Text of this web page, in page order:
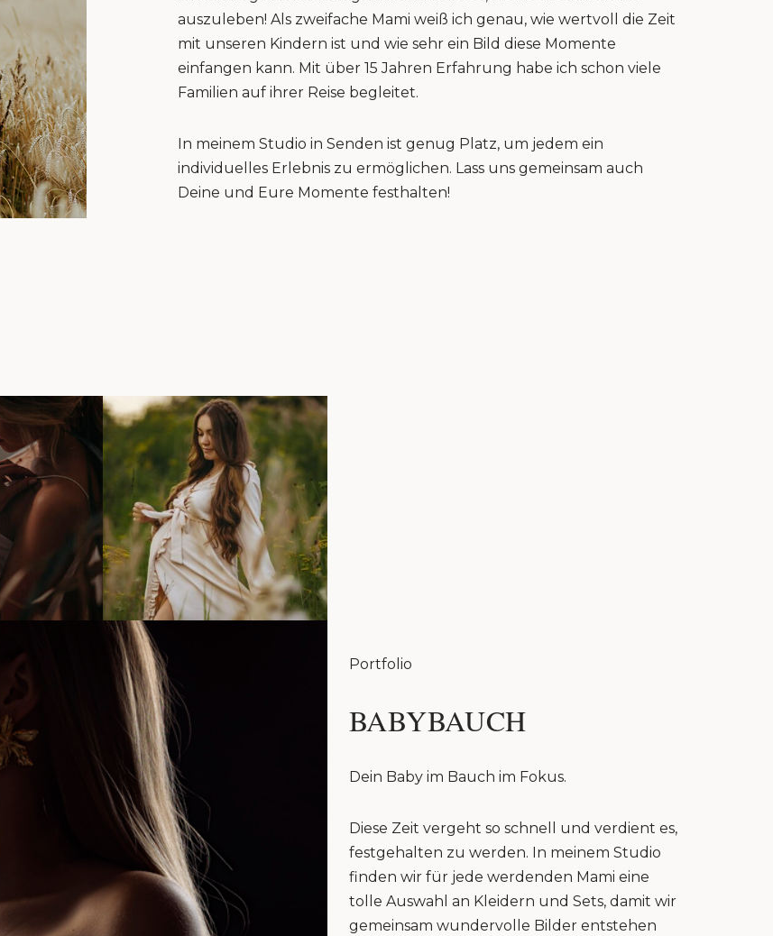
auszuleben! Als zweifache Mami weiß ich genau, wie wertvoll die Zeit
mit unseren Kindern ist und wie sehr ein Bild diese Momente
einfangen kann. Mit über 15 Jahren Erfahrung habe ich schon viele
Familien auf ihrer Reise begleitet.
In meinem Studio in Senden ist genug Platz, um jedem ein
individuelles Erlebnis zu ermöglichen. Lass uns gemeinsam auch
Deine und Eure Momente festhalten!
Portfolio
BABYBAUCH
Dein Baby im Bauch im Fokus.
Diese Zeit vergeht so schnell und verdient es,
festgehalten zu werden. In meinem Studio
finden wir für jede werdenden Mami eine
tolle Auswahl an Kleidern und Sets, damit wir
gemeinsam wundervolle Bilder entstehen